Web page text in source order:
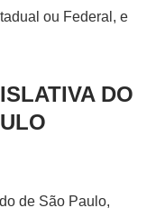
ou Federal, e
DO
de São Paulo,